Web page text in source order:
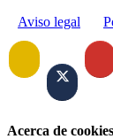
Aviso legal
Acerca de